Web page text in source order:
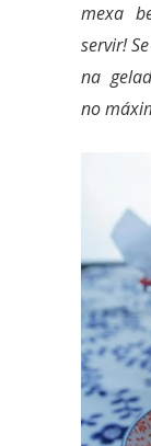
mexa
servir!
na
no